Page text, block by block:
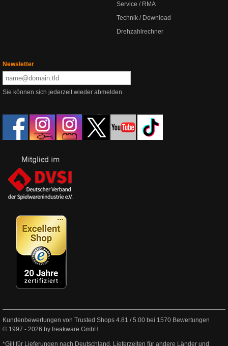
Service / RMA
Technik / Download
Drehzahlrechner
Newsletter
Sie können sich jederzeit wieder abmelden.
Kundenbewertungen von Trusted Shops 4.81 /5.00 bei 1570 Bewertungen
© 1997 - 2026 by freakware GmbH
*Gilt für Lieferungen nach Deutschland. Lieferzeiten für andere Länder und